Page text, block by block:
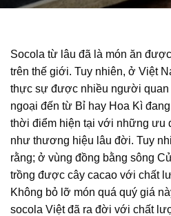
Socola từ lâu đã là món ăn
trên thế giới. Tuy nhiên, ở Việt
thực sự được nhiều người quan
ngoại đến từ Bỉ hay Hoa Kì
thời điểm hiện tại với những ưu
như thương hiệu lâu đời. Tuy
rằng; ở vùng đồng bằng sông
trồng được cây cacao với chất
Không bỏ lỡ món quá quý giá
socola Việt đã ra đời với chất